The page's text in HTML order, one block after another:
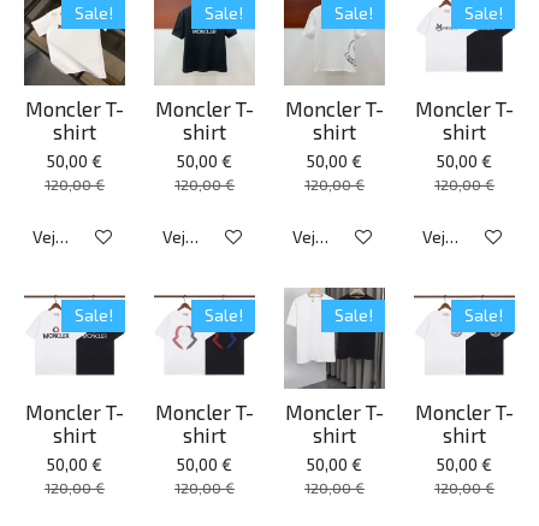
Sale!
Moncler T-
shirt
50,00 €
120,00 €
Veja detalhes
Sale!
Moncler T-
shirt
50,00 €
120,00 €
Veja detalhes
Sale!
Moncler T-
shirt
50,00 €
120,00 €
Veja detalhes
Sale!
Moncler T-
shirt
50,00 €
120,00 €
Veja detalhes
Sale!
Moncler T-
shirt
50,00 €
120,00 €
Sale!
Moncler T-
shirt
50,00 €
120,00 €
Sale!
Moncler T-
shirt
50,00 €
120,00 €
Sale!
Moncler T-
shirt
50,00 €
120,00 €